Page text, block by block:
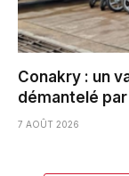
Conakry : un
démantelé
7 AOÛT 2026